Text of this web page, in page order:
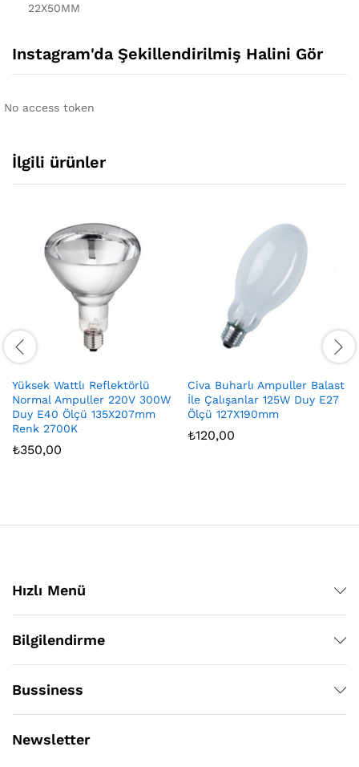
22X50MM
Instagram'da Şekillendirilmiş Halini Gör
No access token
İlgili ürünler
Yüksek Wattlı Reflektörlü
Normal Ampuller 220V 300W
Duy E40 Ölçü 135X207mm
Renk 2700K
₺350,00
Civa Buharlı Ampuller Balast
İle Çalışanlar 125W Duy E27
Ölçü 127X190mm
₺120,00
Hızlı Menü
Bilgilendirme
Bussiness
Newsletter